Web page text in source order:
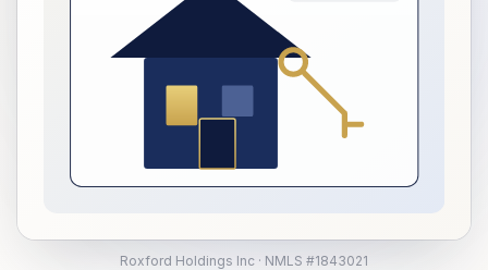
Roxford Holdings Inc · NMLS #1843021